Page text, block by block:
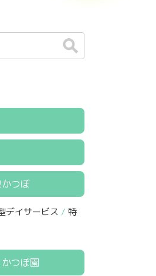
つぼ
デイサービス
特
つぼ園